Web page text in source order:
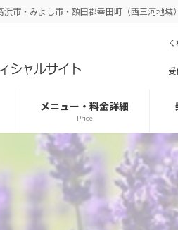
市・みよし市・額田郡幸田町（西三河地
受
メニュー・料金詳細
Price